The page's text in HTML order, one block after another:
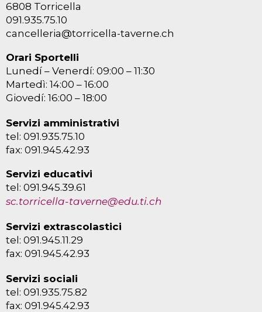
6808 Torricella
091.935.75.10
cancelleria@torricella-taverne.ch
Orari Sportelli
Lunedí – Venerdí: 09:00 – 11:30
Martedì: 14:00 – 16:00
Giovedí: 16:00 – 18:00
Servizi amministrativi
tel: 091.935.75.10
fax: 091.945.42.93
Servizi educativi
tel: 091.945.39.61
sc.torricella-taverne@edu.ti.ch
Servizi extrascolastici
tel: 091.945.11.29
fax: 091.945.42.93
Servizi sociali
tel: 091.935.75.82
fax: 091.945.42.93